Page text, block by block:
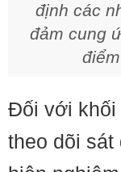
định các
đảm cung
Đối với khối
theo dõi sát